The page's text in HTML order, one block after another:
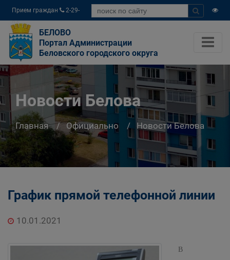
Прием граждан
2-29-
04
БЕЛОВО
Портал Администрации
Беловского городского округа
Новости Белова
Главная Официально Новости Белова
График прямой телефонной линии
10.01.2021
В